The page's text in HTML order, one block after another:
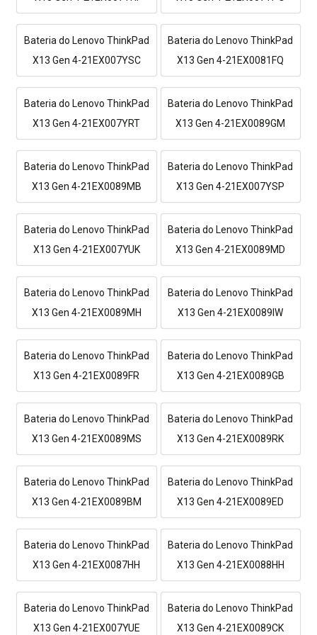
Bateria do Lenovo ThinkPad
X13 Gen 4-21EX007YSC
Bateria do Lenovo ThinkPad
X13 Gen 4-21EX0081FQ
Bateria do Lenovo ThinkPad
X13 Gen 4-21EX007YRT
Bateria do Lenovo ThinkPad
X13 Gen 4-21EX0089GM
Bateria do Lenovo ThinkPad
X13 Gen 4-21EX0089MB
Bateria do Lenovo ThinkPad
X13 Gen 4-21EX007YSP
Bateria do Lenovo ThinkPad
X13 Gen 4-21EX007YUK
Bateria do Lenovo ThinkPad
X13 Gen 4-21EX0089MD
Bateria do Lenovo ThinkPad
X13 Gen 4-21EX0089MH
Bateria do Lenovo ThinkPad
X13 Gen 4-21EX0089IW
Bateria do Lenovo ThinkPad
X13 Gen 4-21EX0089FR
Bateria do Lenovo ThinkPad
X13 Gen 4-21EX0089GB
Bateria do Lenovo ThinkPad
X13 Gen 4-21EX0089MS
Bateria do Lenovo ThinkPad
X13 Gen 4-21EX0089RK
Bateria do Lenovo ThinkPad
X13 Gen 4-21EX0089BM
Bateria do Lenovo ThinkPad
X13 Gen 4-21EX0089ED
Bateria do Lenovo ThinkPad
X13 Gen 4-21EX0087HH
Bateria do Lenovo ThinkPad
X13 Gen 4-21EX0088HH
Bateria do Lenovo ThinkPad
X13 Gen 4-21EX007YUE
Bateria do Lenovo ThinkPad
X13 Gen 4-21EX0089CK